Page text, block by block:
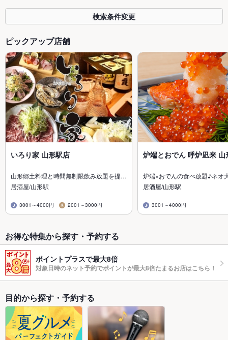
検索条件変更
ピックアップ店舗
いろり家 山形駅店
山形郷土料理と時間無制限飲み放題を提…
居酒屋/山形駅
3001～4000円 2001～3000円
炉端とおでん 呼炉凪来 山
炉端×おでんの食べ放題♪ネオ
居酒屋/山形駅
3001～4000円
お得な特集から探す・予約する
ポイントプラスで最大8倍
対象日時のネット予約でポイントが最大8倍たまるお店はこちら！
目的から探す・予約する